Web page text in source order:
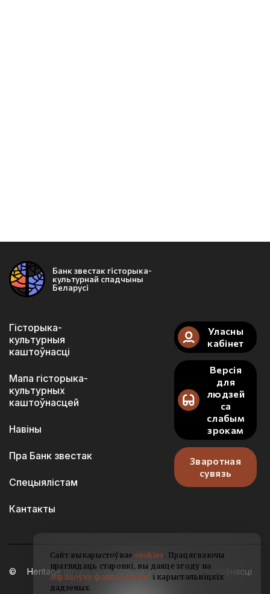
Банк звестак гісторыка-
культурнай спадчыны
Беларусі
Гісторыка-
культурныя
каштоўнасці
Мапа гісторыка-
культурных
каштоўнасцей
Навіны
Пра Банк звестак
Спецыялістам
Кантакты
Уласны
кабінет
Версія
для
людзей
са
слабым
зрокам
Зваротная
сувязь
Heritage.gov.by — гісторыка-культурныя каштоўнасці
Беларусі
Сайт выкарыстоўвае cookies. Працягваючы
праглядаць старонкі, вы даяце згоду на
апрацоўку файлаў cookie і карыстальніцкіх
дадзеных.